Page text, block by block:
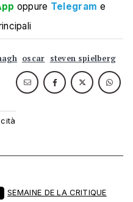
oppure Telegram e
oscar steven spielberg
SEMAINE DE LA CRITIQUE